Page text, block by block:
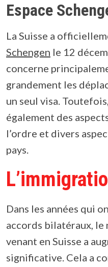
Espace
La Suisse a
Schengen le 12
concerne
grandement les
un seul visa.
également des
l’ordre et divers
pays.
Dans les années qui
accords bilatéraux, le
venant en Suisse a
significative. Cela a